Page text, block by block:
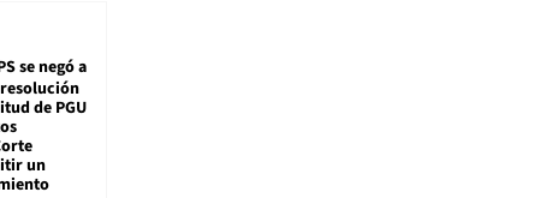
se negó a
de PGU
un